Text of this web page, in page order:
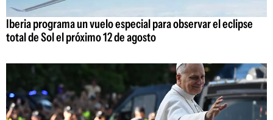
Iberia programa un vuelo especial para observar el eclipse
total de Sol el próximo 12 de agosto